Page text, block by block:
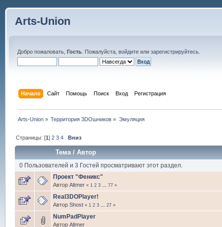
Arts-Union
Добро пожаловать, Гость. Пожалуйста, войдитеили зарегистрируйтесь.
Начало Сайт Помощь Поиск Вход Регистрация
Arts-Union » Территория 3DOшников » Эмуляция
Страницы: [1]2 3 4 Вниз
Тема/ Автор
0 Пользователей и 3 Гостей просматривают этот раздел.
Проект "Феникс"
Автор Altmer « 1 2 3 77»
Real3DOPlayer!
Автор Shost « 1 2 3 27»
NumPadPlayer
Автор Altmer